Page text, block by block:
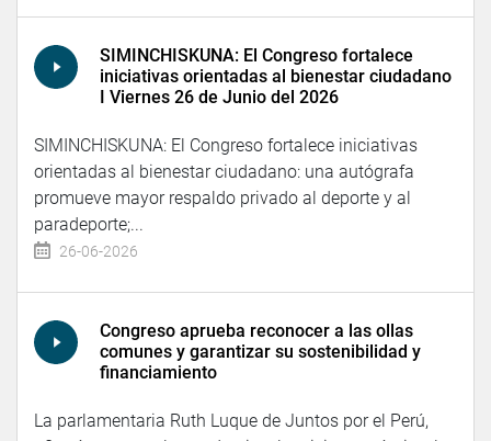
SIMINCHISKUNA: El Congreso fortalece
iniciativas orientadas al bienestar ciudadano
I Viernes 26 de Junio del 2026
SIMINCHISKUNA: El Congreso fortalece iniciativas
orientadas al bienestar ciudadano: una autógrafa
promueve mayor respaldo privado al deporte y al
paradeporte;...
26-06-2026
Congreso aprueba reconocer a las ollas
comunes y garantizar su sostenibilidad y
financiamiento
La parlamentaria Ruth Luque de Juntos por el Perú,